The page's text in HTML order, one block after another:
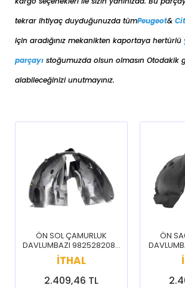
tekrar ihtiyaç duyduğunuzda tümPeugeot&
için aradığınız mekanikten kaportaya hertürlü
parçayı stoğumuzda olsun olmasın Otodakik
alabileceğinizi unutmayınız.
ÖN SOL ÇAMURLUK
DAVLUMBAZI 9825282080
/ 3008 5008 16-20
İTHAL
2.409,46 TL
ÖN
/